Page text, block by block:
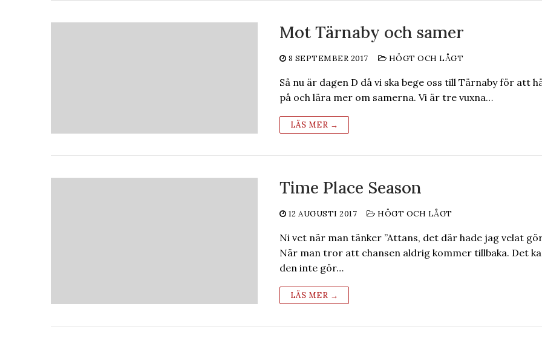
Mot Tärnaby och samer
8 SEPTEMBER 2017 HÖGT OCH LÅGT
Så nu är dagen D då vi ska bege oss till Tärnaby för att
på och lära mer om samerna. Vi är tre vuxna…
LÄS MER →
Time Place Season
12 AUGUSTI 2017 HÖGT OCH LÅGT
Ni vet när man tänker ”Attans, det där hade jag velat
När man tror att chansen aldrig kommer tillbaka. Det
den inte gör…
LÄS MER →